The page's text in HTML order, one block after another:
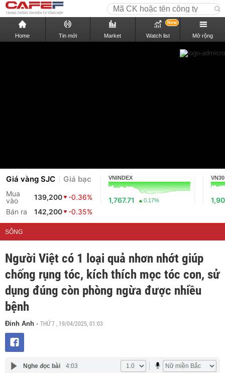
Home Tin mới Market Watch list
New
Mở rộng
Giá vàng SJC Giá bạc
Mua
vào
139,200
-0.36%
Bán ra
142,200 -0.35%
VNINDEX
1,767.71 0.17%
VN30
SỐNG
Người Việt có 1 loại quả nhơn nhớt giúp
chống rụng tóc, kích thích mọc tóc con, sử
dụng đúng còn phòng ngừa được nhiều
bệnh
Đinh Anh - THỨ 7 , 19/04/2025, 01:03
Nghe đọc bài 4:03